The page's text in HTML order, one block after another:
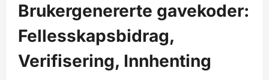
Brukergenererte gavekoder:
Fellesskapsbidrag,
Verifisering, Innhenting